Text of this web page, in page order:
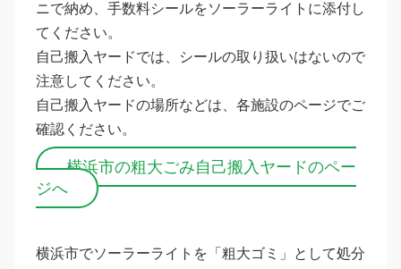
ニで納め、手数料シールをソーラーライトに添付し
てください。
自己搬入ヤードでは、シールの取り扱いはないので
注意してください。
自己搬入ヤードの場所などは、各施設のページでご
確認ください。
横浜市の粗大ごみ自己搬入ヤードのペー
ジへ
横浜市でソーラーライトを「粗大ゴミ」として処分